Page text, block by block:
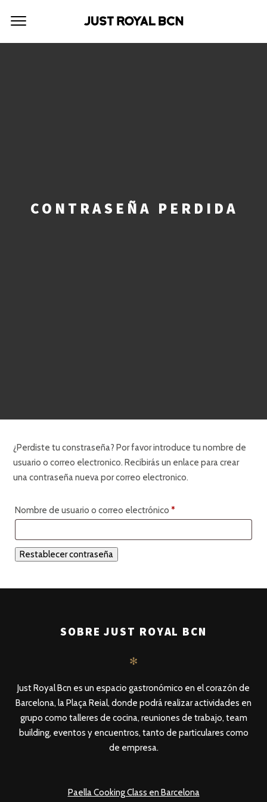
CONTRASEÑA PERDIDA
¿Perdiste tu constraseña? Por favor introduce tu nombre de
usuario o correo electronico. Recibirás un enlace para crear
una contraseña nueva por correo electronico.
Nombre de usuario o correo electrónico *
Restablecer contraseña
SOBRE JUST ROYAL BCN
✻
Just Royal Bcn es un espacio gastronómico en el corazón de
Barcelona, la Plaça Reial, donde podrá realizar actividades en
grupo como talleres de cocina, reuniones de trabajo, team
building, eventos y encuentros, tanto de particulares como
de empresa.
Paella Cooking Class en Barcelona